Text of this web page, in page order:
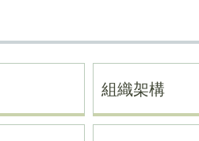
組織架構